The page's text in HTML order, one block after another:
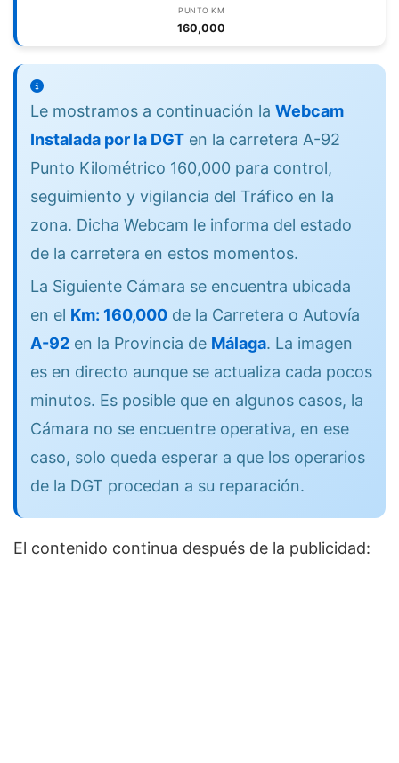
PUNTO KM
160,000
Le mostramos a continuación la Webcam
Instalada por la DGT en la carretera A-92
Punto Kilométrico 160,000 para control,
seguimiento y vigilancia del Tráfico en la
zona. Dicha Webcam le informa del estado
de la carretera en estos momentos.
La Siguiente Cámara se encuentra ubicada
en el Km: 160,000 de la Carretera o Autovía
A-92 en la Provincia de Málaga. La imagen
es en directo aunque se actualiza cada pocos
minutos. Es posible que en algunos casos, la
Cámara no se encuentre operativa, en ese
caso, solo queda esperar a que los operarios
de la DGT procedan a su reparación.
El contenido continua después de la publicidad: